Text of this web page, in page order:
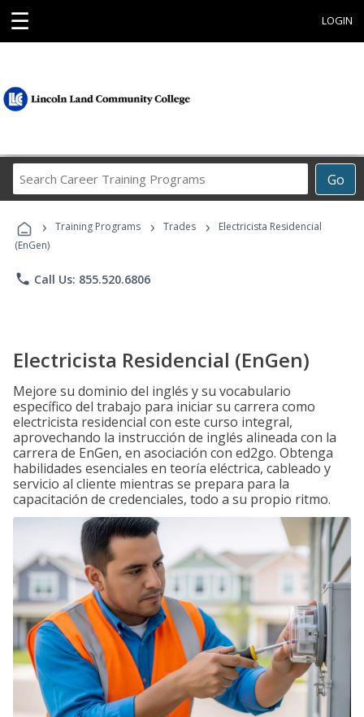
☰ LOGIN
Go
Career
Programs
› Training Programs › Trades ›
Electricista Residencial
(EnGen)
phone Call Us: 855.520.6806
Electricista Residencial (EnGen)
Mejore su dominio del inglés y su vocabulario
específico del trabajo para iniciar su carrera como
electricista residencial con este curso integral,
aprovechando la instrucción de inglés alineada con la
carrera de EnGen, en asociación con ed2go. Obtenga
habilidades esenciales en teoría eléctrica, cableado y
servicio al cliente mientras se prepara para la
capacitación de credenciales, todo a su propio ritmo.